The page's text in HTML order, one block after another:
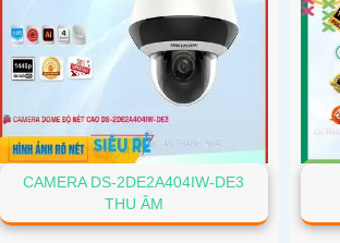
CAMERA DS-2DE2A404IW-DE3
THU ÂM